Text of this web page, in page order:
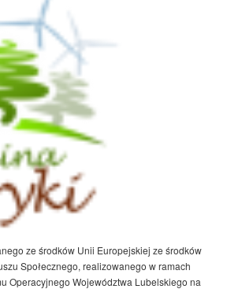
ze środków Unii Europejskiej ze środków
Społecznego, realizowanego w ramach
Operacyjnego Województwa Lubelskiego na